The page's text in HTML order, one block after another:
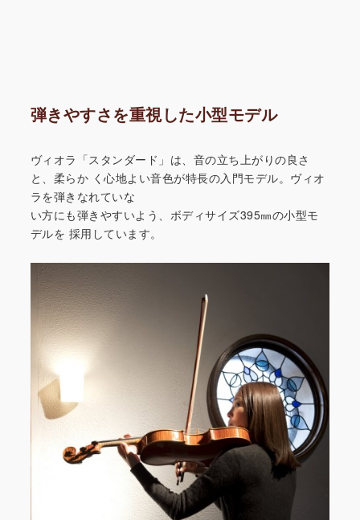
弾きやすさを重視した小型モデル
ヴィオラ「スタンダード」は、音の立ち上がりの良さ
と、柔らか く心地よい音色が特長の入門モデル。ヴィオ
ラを弾きなれていな
い方にも弾きやすいよう、ボディサイズ395㎜の小型モ
デルを 採用しています。